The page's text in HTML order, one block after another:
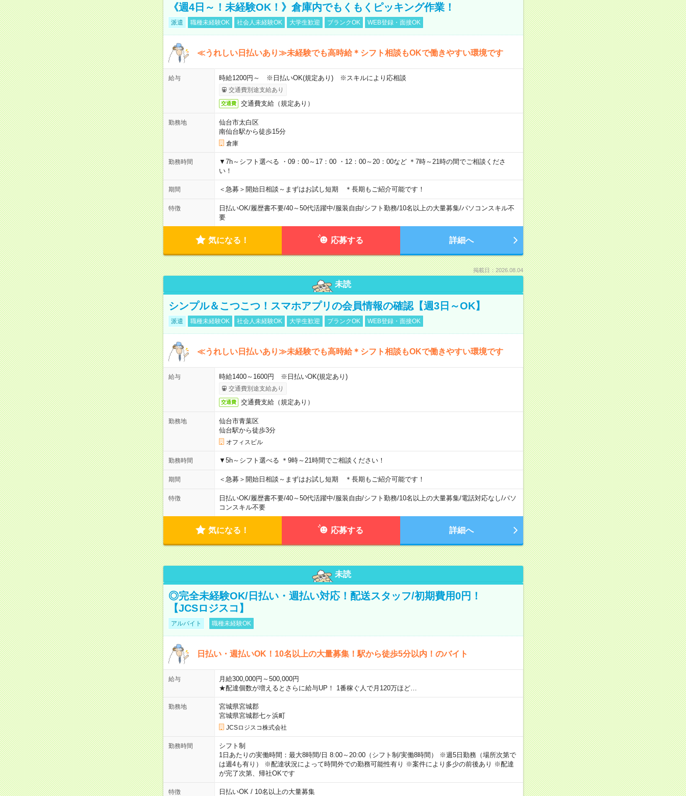
《週4日～！未経験OK！》倉庫内でもくもくピッキング作業！
派遣 職種未経験OK 社会人未経験OK 大学生歓迎 ブランクOK WEB登録・面接OK
≪うれしい日払いあり≫未経験でも高時給＊シフト相談もOKで働きやすい環境です
給与 時給1200円～ ※日払いOK(規定あり) ※スキルにより応相談
交通費別途支給あり
交通費 交通費支給（規定あり）
勤務地
仙台市太白区
南仙台駅から徒歩15分
倉庫
勤務時間
▼7h～シフト選べる ・09：00～17：00 ・12：00～20：00など ＊7時～21時の間でご相談くださ
い！
期間 ＜急募＞開始日相談～まずはお試し短期 ＊長期もご紹介可能です！
特徴 日払いOK/履歴書不要/40～50代活躍中/服装自由/シフト勤務/10名以上の大量募集/パソコンスキル不
要
気になる！ 応募する 詳細へ
掲載日：2026.08.04
未読
シンプル＆こつこつ！スマホアプリの会員情報の確認【週3日～OK】
派遣 職種未経験OK 社会人未経験OK 大学生歓迎 ブランクOK WEB登録・面接OK
≪うれしい日払いあり≫未経験でも高時給＊シフト相談もOKで働きやすい環境です
給与 時給1400～1600円 ※日払いOK(規定あり)
交通費別途支給あり
交通費 交通費支給（規定あり）
勤務地
仙台市青葉区
仙台駅から徒歩3分
オフィスビル
勤務時間 ▼5h～シフト選べる ＊9時～21時間でご相談ください！
期間 ＜急募＞開始日相談～まずはお試し短期 ＊長期もご紹介可能です！
特徴 日払いOK/履歴書不要/40～50代活躍中/服装自由/シフト勤務/10名以上の大量募集/電話対応なし/パソ
コンスキル不要
気になる！ 応募する 詳細へ
未読
◎完全未経験OK/日払い・週払い対応！配送スタッフ/初期費用0円！
【JCSロジスコ】
アルバイト 職種未経験OK
日払い・週払いOK！10名以上の大量募集！駅から徒歩5分以内！のバイト
給与
月給300,000円～500,000円
★配達個数が増えるとさらに給与UP！ 1番稼ぐ人で月120万ほど…
勤務地
宮城県宮城郡
宮城県宮城郡七ヶ浜町
JCSロジスコ株式会社
勤務時間
シフト制
1日あたりの実働時間：最大8時間/日 8:00～20:00（シフト制/実働8時間） ※週5日勤務（場所次第で
は週4も有り） ※配達状況によって時間外での勤務可能性有り ※案件により多少の前後あり ※配達
が完了次第、帰社OKです
特徴 日払いOK / 10名以上の大量募集